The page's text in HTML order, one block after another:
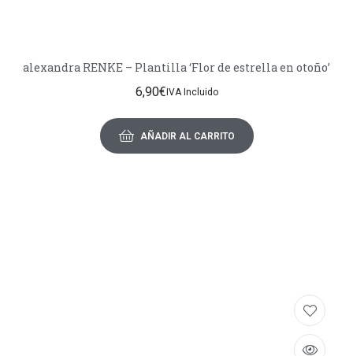
alexandra RENKE – Plantilla ‘Flor de estrella en otoño’
6,90€IVA Incluido
AÑADIR AL CARRITO